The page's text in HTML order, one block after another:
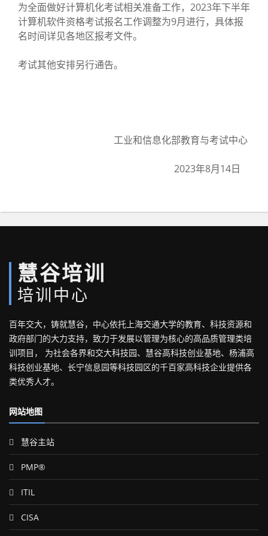
为全面做好计算机化考试相关准备工作，2023年下半年
计算机软件资格考试报名工作调整为9月进行，具体报
名时间详见各地区报考文件。
考试其他安排另行通告。
工业和信息化部教育与考试中心
2023年8月14日
慧谷培训
培训中心
百年交大，铸就慧谷，中心依托上海交通大学的教育、科技资源和
政府部门的大力支持，致力于发展以管理为核心的高品质管理类培
训项目， 为社会各界和交大科技园、慧谷高科技创业基地、杨浦高
科技创业基地、长宁信息园等科技园区的千百家高科技企业提供各
类优秀人才。
网站地图
慧谷主站
PMP®
ITIL
CISA